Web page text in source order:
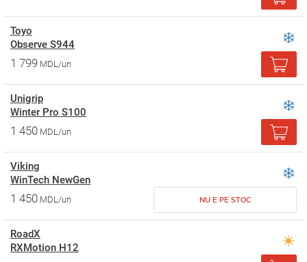
Toyo
Observe S944
1 799 MDL/un
Unigrip
Winter Pro S100
1 450 MDL/un
Viking
WinTech NewGen
1 450 MDL/un NU E PE STOC
RoadX
RXMotion H12